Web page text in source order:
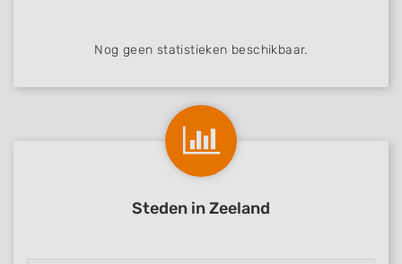
Nog geen statistieken beschikbaar.
Steden in Zeeland